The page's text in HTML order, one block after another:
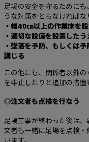
足場の安全を守るために
うな対策をとらなければな
・幅40㎝以上の作業床を
・適切な設備を設置した
・墜落を予防、もしくは
講じる
この他にも、関係者以外
を中止したりと追加の措置
◎注文者も点検を行なう
足場工事が終わった後は
文者も一緒に足場を点検
います。